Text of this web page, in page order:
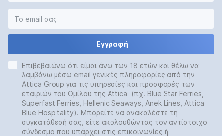
Εγγραφή
Επιβεβαιώνω ότι είμαι άνω των 18 ετών και θέλω να
λαμβάνω μέσω email γενικές πληροφορίες από την
Attica Group για τις υπηρεσίες και προσφορές των
εταιριών του Ομίλου της Attica (πχ. Blue Star Ferries,
Superfast Ferries, Hellenic Seaways, Anek Lines, Attica
Blue Hospitality). Μπορείτε να ανακαλέστε τη
συγκατάθεσή σας, είτε ακολουθώντας τον αντίστοιχο
σύνδεσμο που υπάρχει στις επικοινωνίες ή